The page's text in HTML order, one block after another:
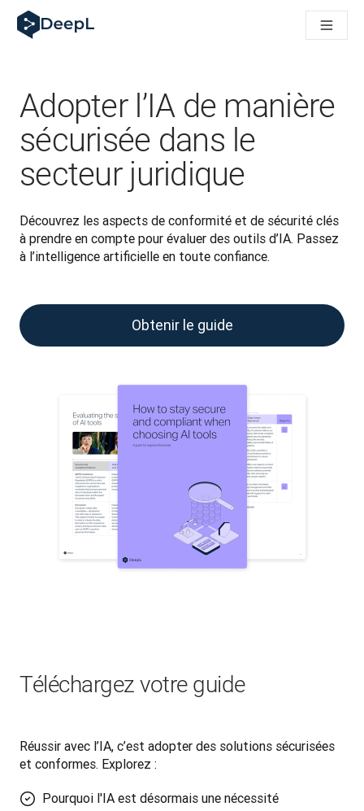
DeepL pour agents IA
Translation Flow de DeepL : des nouveaux processus
Décoder la notion de confiance dans l'IA linguistique pour
Évaluation qualité traduction chez DeepL
De la traduction de texte à la traduction vocale en temps réel
Building an instantly accessible voice demo with DeepL
Adopter l’IA de manière
sécurisée dans le
secteur juridique
Découvrez les aspects de conformité et de sécurité clés
à prendre en compte pour évaluer des outils d’IA. Passez
à l’intelligence artificielle en toute confiance.
Obtenir le guide
Téléchargez votre guide
Réussir avec l’IA, c’est adopter des solutions sécurisées
et conformes. Explorez :
Pourquoi l'IA est désormais une nécessité